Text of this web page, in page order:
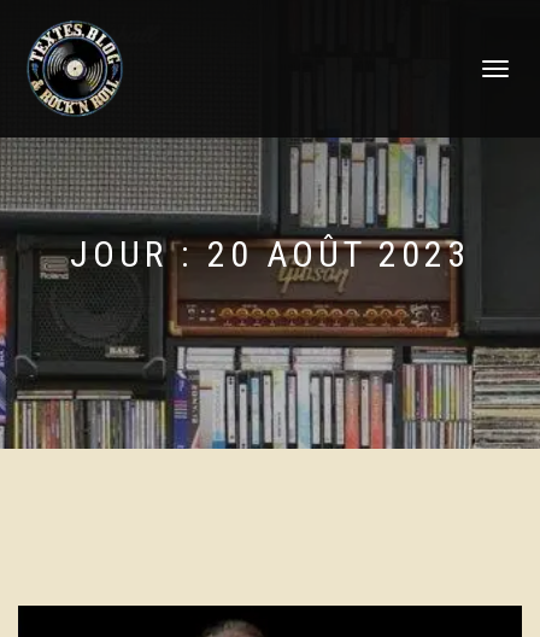
DÉPLIER
JOUR :20 AOÛT 2023